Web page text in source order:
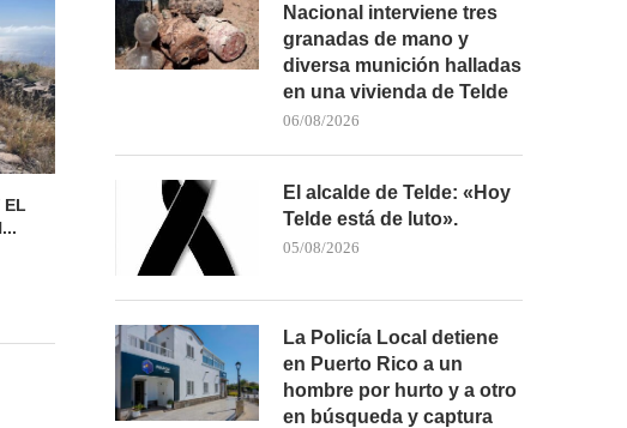
EL
AMPLIO OPERATIVO EN LA
GOMERA PARA LOCALIZAR A...
02/05/2026
ACCIDENTE DE GUAGUA
GOMERA: UN
Nacional interviene tres
granadas de mano y
diversa munición halladas
en una vivienda de Telde
06/08/2026
El alcalde de Telde: «Hoy
Telde está de luto».
05/08/2026
La Policía Local detiene
en Puerto Rico a un
hombre por hurto y a otro
en búsqueda y captura